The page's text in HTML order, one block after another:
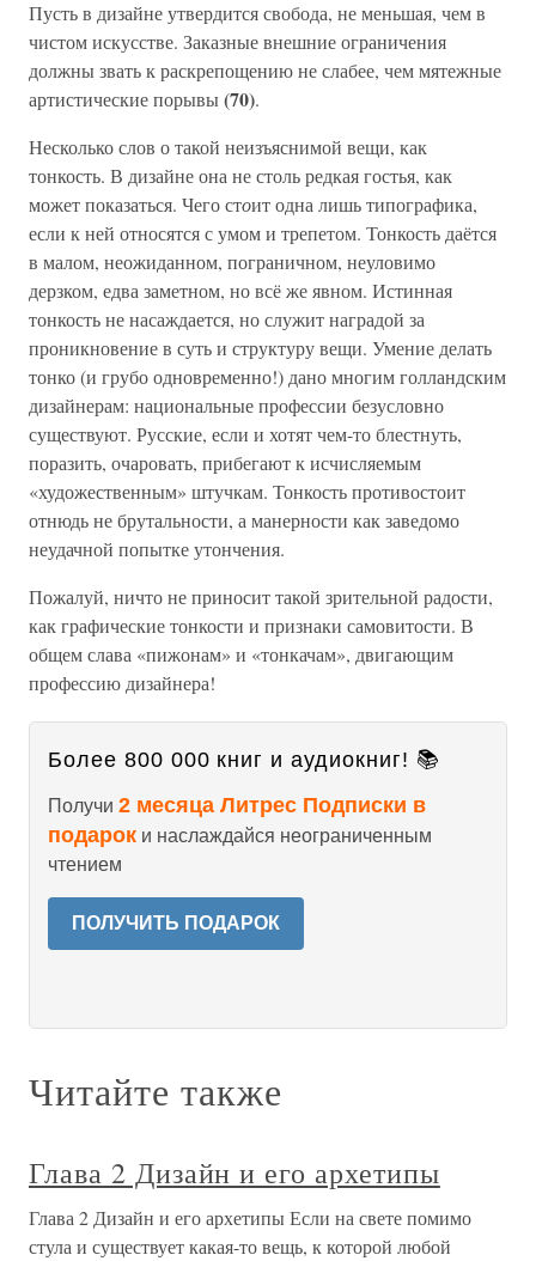
Пусть в дизайне утвердится свобода, не меньшая, чем в
чистом искусстве. Заказные внешние ограничения
должны звать к раскрепощению не слабее, чем мятежные
артистические порывы(70).
Несколько слов о такой неизъяснимой вещи, как
тонкость. В дизайне она не столь редкая гостья, как
может показаться. Чего стоит одна лишь типографика,
если к ней относятся с умом и трепетом. Тонкость даётся
в малом, неожиданном, пограничном, неуловимо
дерзком, едва заметном, но всё же явном. Истинная
тонкость не насаждается, но служит наградой за
проникновение в суть и структуру вещи. Умение делать
тонко (и грубо одновременно!) дано многим голландским
дизайнерам: национальные профессии безусловно
существуют. Русские, если и хотят чем-то блестнуть,
поразить, очаровать, прибегают к исчисляемым
«художественным» штучкам. Тонкость противостоит
отнюдь не брутальности, а манерности как заведомо
неудачной попытке утончения.
Пожалуй, ничто не приносит такой зрительной радости,
как графические тонкости и признаки самовитости. В
общем слава «пижонам» и «тонкачам», двигающим
профессию дизайнера!
Более 800 000 книг и аудиокниг! 📚
Получи 2 месяца Литрес Подписки в
подарок и наслаждайся неограниченным
чтением
ПОЛУЧИТЬ ПОДАРОК
Читайте также
Глава 2 Дизайн и его архетипы
Глава 2 Дизайн и его архетипы Если на свете помимо
стула и существует какая-то вещь, к которой любой